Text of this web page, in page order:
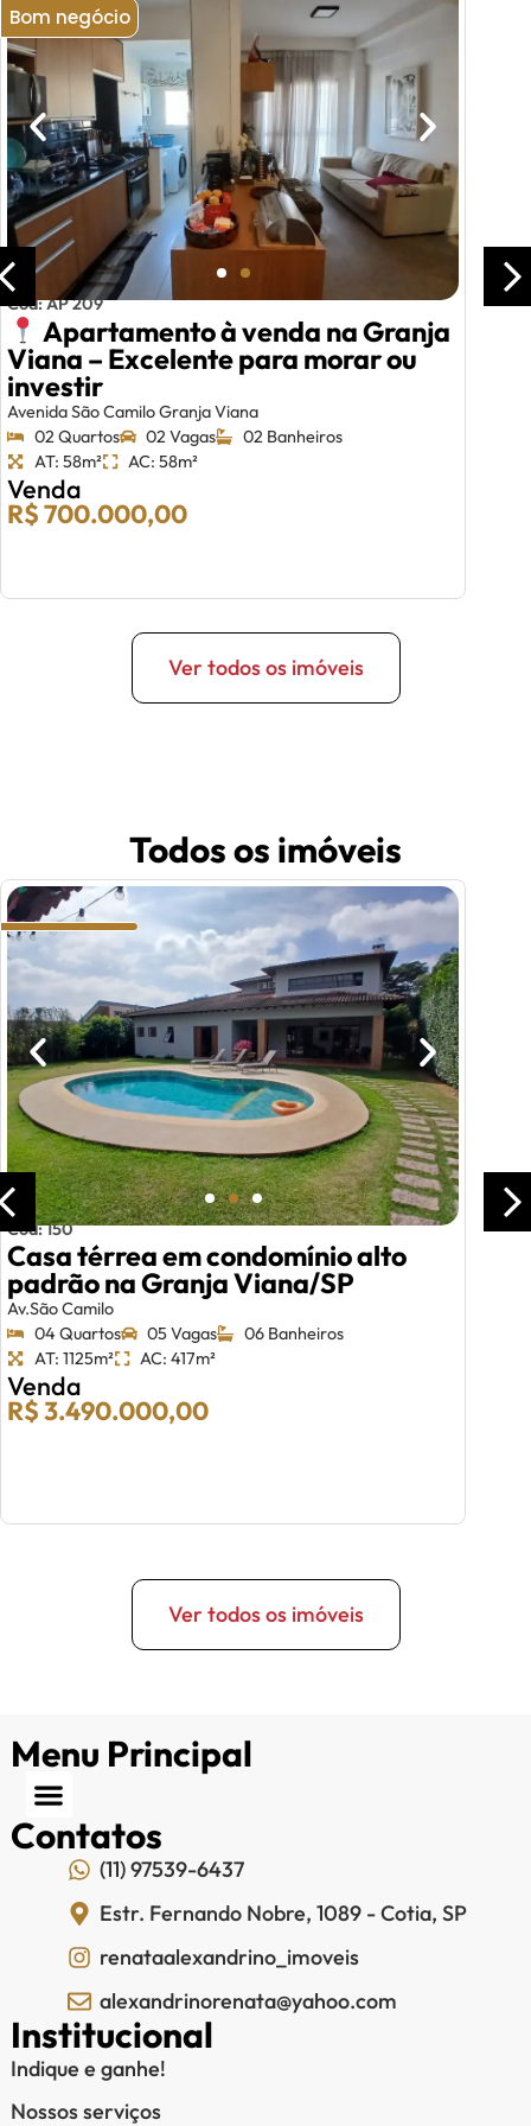
Bom negócio
Cód: AP 209
Apartamento à venda na Granja
Viana – Excelente para morar ou
investir
Avenida São Camilo Granja Viana
02 Quartos
02 Vagas
02 Banheiros
AT: 58m²
AC: 58m²
Venda
R$ 700.000,00
Ver todos os imóveis
Todos os imóveis
Cód: 150
Casa térrea em condomínio alto
padrão na Granja Viana/SP
Av.São Camilo
04 Quartos
05 Vagas
06 Banheiros
AT: 1125m²
AC: 417m²
Venda
R$ 3.490.000,00
Ver todos os imóveis
Menu Principal
Contatos
(11) 97539-6437
Estr. Fernando Nobre, 1089 - Cotia, SP
renataalexandrino_imoveis
alexandrinorenata@yahoo.com
Institucional
Indique e ganhe!
Nossos serviços